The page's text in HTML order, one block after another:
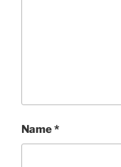
Name*